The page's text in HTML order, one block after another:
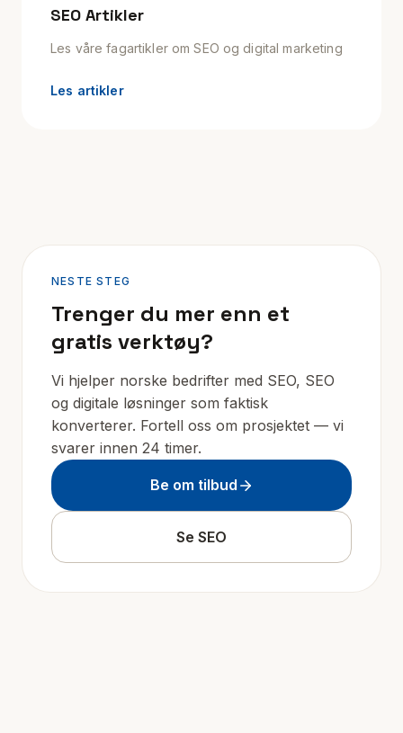
SEO Artikler
Les våre fagartikler om SEO og digital marketing
Les artikler
NESTE STEG
Trenger du mer enn et
gratis verktøy?
Vi hjelper norske bedrifter med SEO, SEO
og digitale løsninger som faktisk
konverterer. Fortell oss om prosjektet — vi
svarer innen 24 timer.
Be om tilbud
Se SEO